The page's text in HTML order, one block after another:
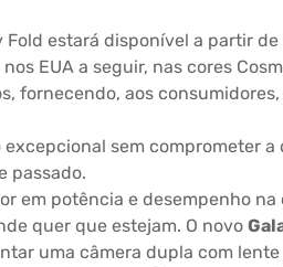
estará disponível a partir de
EUA a seguir, nas cores
fornecendo, aos
sem comprometer
passado.
em potência e desempenho
quer que estejam. O novo
uma câmera dupla com lente